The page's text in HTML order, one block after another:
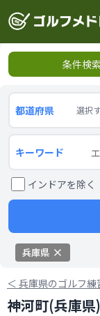
条件検索
都道府県 選択
キーワード
インドアを除く
兵庫県
＜ 兵庫県のゴルフ練
神河町(兵庫